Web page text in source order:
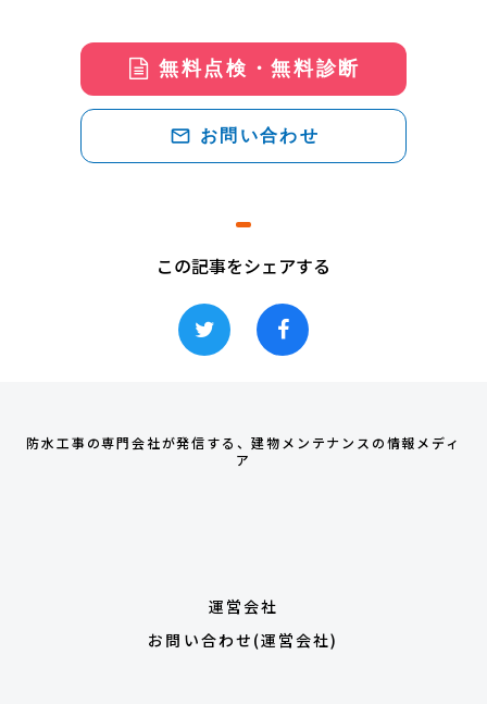
無料点検・無料診断
mail_outline お問い合わせ
この記事をシェアする
防水工事の専門会社が発信する、建物メンテナンスの情報メディ
ア
運営会社
お問い合わせ(運営会社)